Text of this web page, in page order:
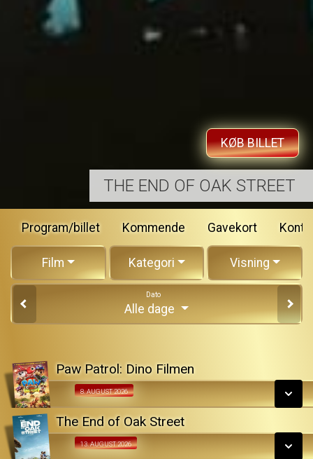
THE END OF OAK STREET
KØB BILLET
Program/billet Kommende Gavekort
Film Kategori Visning
Dato
Alle dage
Paw Patrol: Dino Filmen
8. AUGUST 2026
SE ALLE DAGE
The End of Oak Street
13. AUGUST 2026 Fra 13.08.2026